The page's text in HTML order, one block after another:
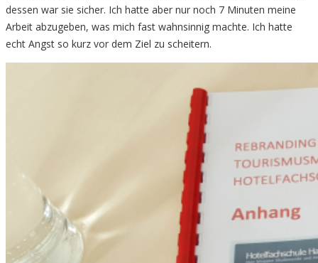
dessen war sie sicher. Ich hatte aber nur noch 7 Minuten meine
Arbeit abzugeben, was mich fast wahnsinnig machte. Ich hatte
echt Angst so kurz vor dem Ziel zu scheitern.